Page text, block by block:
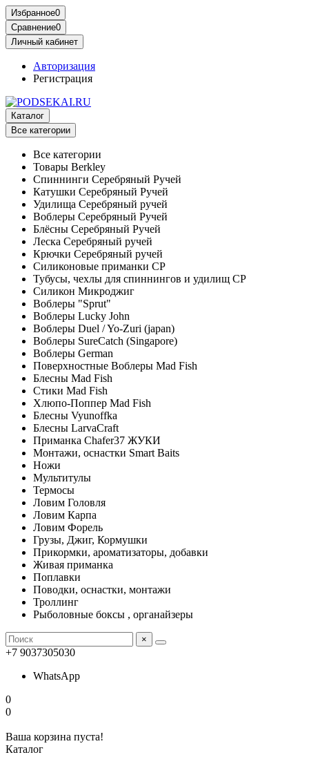
Избранное0
Сравнение0
Личный кабинет
Авторизация
Регистрация
Каталог
Все категории
Все категории
Товары Berkley
Спиннинги Серебряный Ручей
Катушки Серебряный Ручей
Удилища Серебряный ручей
Воблеры Серебряный Ручей
Блёсны Серебряный Ручей
Леска Серебряный ручей
Крючки Серебряный ручей
Силиконовые приманки СР
Тубусы, чехлы для спиннингов и удилищ СР
Силикон Микроджиг
Воблеры "Sprut"
Воблеры Lucky John
Воблеры Duel / Yo-Zuri (japan)
Воблеры SureCatch (Singapore)
Воблеры German
Поверхностные Воблеры Mad Fish
Блесны Mad Fish
Стики Mad Fish
Хлюпо-Поппер Mad Fish
Блесны Vyunoffka
Блесны LarvaCraft
Приманка Chafer37 ЖУКИ
Монтажи, оснастки Smart Baits
Ножи
Мультитулы
Термосы
Ловим Головля
Ловим Карпа
Ловим Форель
Грузы, Джиг, Кормушки
Прикормки, ароматизаторы, добавки
Живая приманка
Поплавки
Поводки, оснастки, монтажи
Троллинг
Рыболовные боксы , органайзеры
×
+7 9037305030
WhatsApp
0
0
Ваша корзина пуста!
Каталог